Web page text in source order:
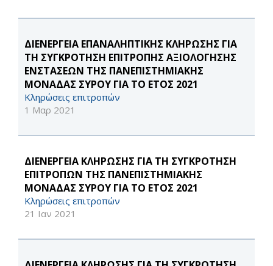
ΔΙΕΝΕΡΓΕΙΑ ΕΠΑΝΑΛΗΠΤΙΚΗΣ ΚΛΗΡΩΣΗΣ ΓΙΑ
ΤΗ ΣΥΓΚΡΟΤΗΣΗ ΕΠΙΤΡΟΠΗΣ ΑΞΙΟΛΟΓΗΣΗΣ
ΕΝΣΤΑΣΕΩΝ ΤΗΣ ΠΑΝΕΠΙΣΤΗΜΙΑΚΗΣ
ΜΟΝΑΔΑΣ ΣΥΡΟΥ ΓΙΑ ΤΟ ΕΤΟΣ 2021
Κληρώσεις επιτροπών
1 Μαρ 2021
ΔΙΕΝΕΡΓΕΙΑ ΚΛΗΡΩΣΗΣ ΓΙΑ ΤΗ ΣΥΓΚΡΟΤΗΣΗ
ΕΠΙΤΡΟΠΩΝ ΤΗΣ ΠΑΝΕΠΙΣΤΗΜΙΑΚΗΣ
ΜΟΝΑΔΑΣ ΣΥΡΟΥ ΓΙΑ ΤΟ ΕΤΟΣ 2021
Κληρώσεις επιτροπών
21 Ιαν 2021